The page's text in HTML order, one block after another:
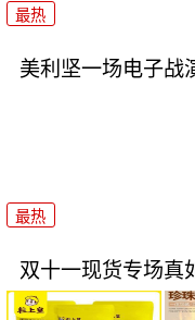
最热
美利坚一场电子战
最热
双十一现货专场真